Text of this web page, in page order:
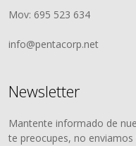
Mov: 695 523 634
info@pentacorp.net
Newsletter
Mantente informado de
te preocupes, no enviamos